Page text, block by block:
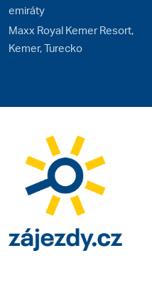
emiráty
Maxx Royal Kemer Resort,
Kemer, Turecko